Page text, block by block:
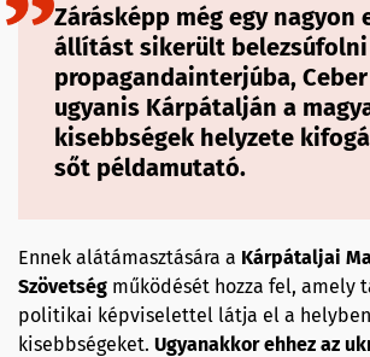
Zárásképp még egy nagyon
állítást sikerült
propagandainterjúba,
ugyanis Kárpátalján a
kisebbségek helyzete
sőt példamutató.
Ennek alátámasztására a Kárpátaljai
Szövetség működését hozza fel, amely
politikai képviselettel látja el a
kisebbségeket. Ugyanakkor ehhez az